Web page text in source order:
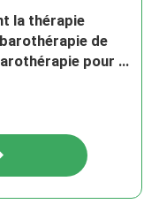
la thérapie
de
pour la